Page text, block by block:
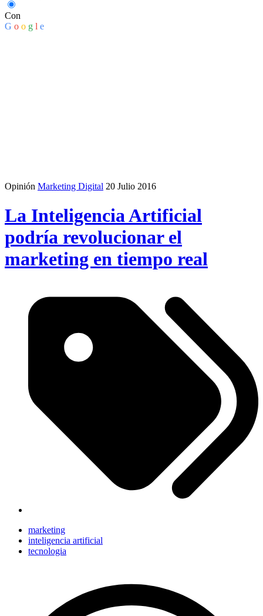
Con
G o o g l e
Opinión Marketing Digital 20 Julio 2016
La Inteligencia Artificial
podría revolucionar el
marketing en tiempo real
marketing
inteligencia artificial
tecnologia